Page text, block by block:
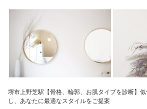
堺市上野芝駅【骨格、輪郭、お肌タイプを診断】
し、あなたに最適なスタイルをご提案